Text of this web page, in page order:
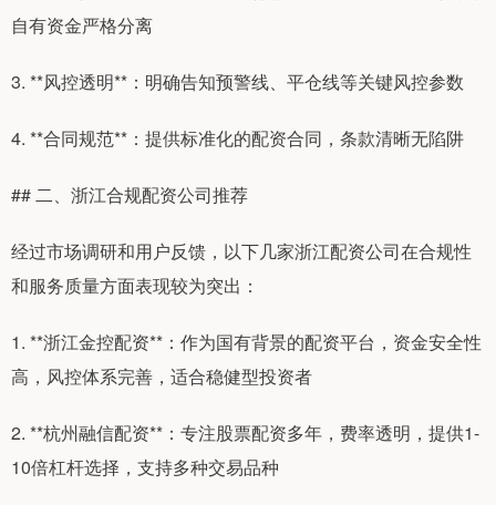
自有资金严格分离
3. **风控透明**：明确告知预警线、平仓线等关键风控参数
4. **合同规范**：提供标准化的配资合同，条款清晰无陷阱
## 二、浙江合规配资公司推荐
经过市场调研和用户反馈，以下几家浙江配资公司在合规性
和服务质量方面表现较为突出：
1. **浙江金控配资**：作为国有背景的配资平台，资金安全性
高，风控体系完善，适合稳健型投资者
2. **杭州融信配资**：专注股票配资多年，费率透明，提供1-
10倍杠杆选择，支持多种交易品种